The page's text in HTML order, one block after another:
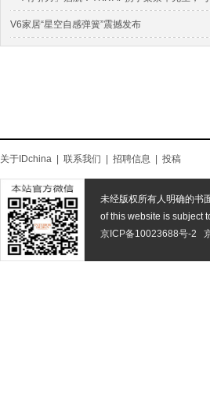
V6家居“星空自感弹簧”震撼发布
关于IDchina 联系我们 招聘信息 投稿
未经版权所有人明确的书
of this website is subject
京ICP备10023688号-2